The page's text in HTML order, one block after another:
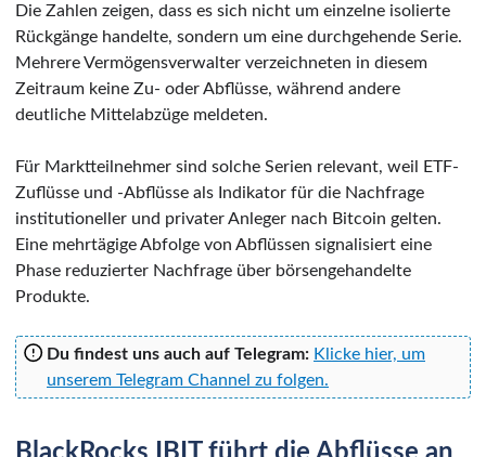
Die Zahlen zeigen, dass es sich nicht um einzelne isolierte
Rückgänge handelte, sondern um eine durchgehende Serie.
Mehrere Vermögensverwalter verzeichneten in diesem
Zeitraum keine Zu- oder Abflüsse, während andere
deutliche Mittelabzüge meldeten.
Für Marktteilnehmer sind solche Serien relevant, weil ETF-
Zuflüsse und -Abflüsse als Indikator für die Nachfrage
institutioneller und privater Anleger nach Bitcoin gelten.
Eine mehrtägige Abfolge von Abflüssen signalisiert eine
Phase reduzierter Nachfrage über börsengehandelte
Produkte.
Du findest uns auch auf Telegram: Klicke hier, um
unserem Telegram Channel zu folgen.